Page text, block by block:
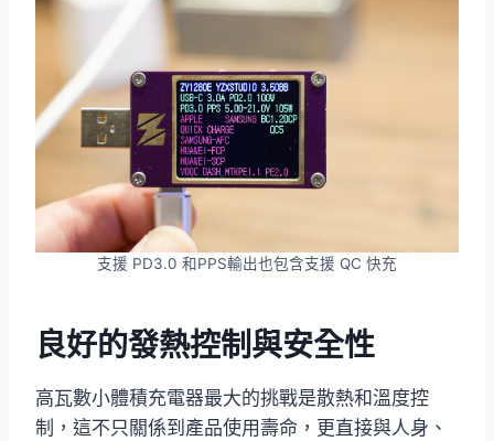
支援 PD3.0 和PPS輸出也包含支援 QC 快充
良好的發熱控制與安全性
高瓦數小體積充電器最大的挑戰是散熱和溫度控
制，這不只關係到產品使用壽命，更直接與人身、